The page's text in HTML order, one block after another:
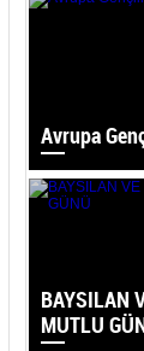
Avrupa
BAYSILAN
MUTLU